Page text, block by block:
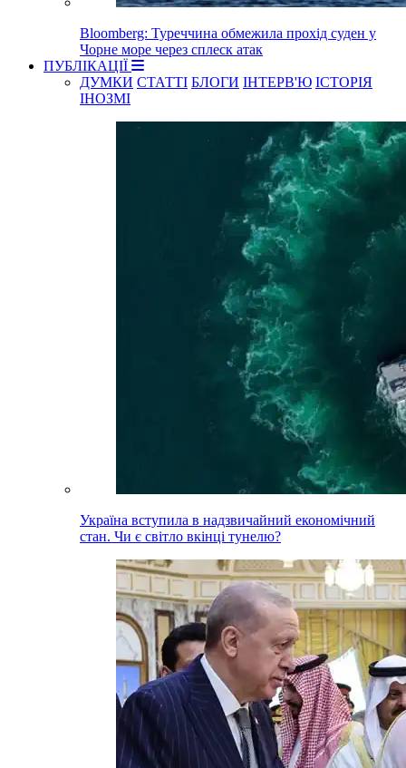
Bloomberg: Туреччина обмежила прохід суден у
Чорне море через сплеск атак
ПУБЛІКАЦІЇ
ДУМКИ СТАТТІ БЛОГИ ІНТЕРВ'Ю ІСТОРІЯ
ІНОЗМІ
Україна вступила в надзвичайний економічний
стан. Чи є світло вкінці тунелю?